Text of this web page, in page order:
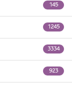
145
1245
3334
923